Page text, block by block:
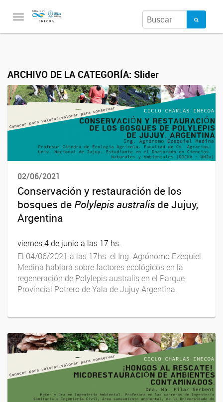
Toggle
ARCHIVO DE LA CATEGORÍA: Slider
02/06/2021
Conservación y restauración de los
bosques de Polylepis australis de Jujuy,
Argentina
viernes 4 de junio a las 17 hs.
El 04/06/2021 a las 17hs. el Ing. Agrónomo Ezequiel
Medina hablará sobre factores ecológicos en la
regeneración de Polylepis australis en el Parque
Provincial Potrero de Yala de Jujuy Argentina.